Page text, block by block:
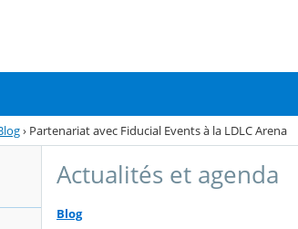
› Partenariat avec Fiducial Events à la LDLC Arena
Actualités et agenda
Blog